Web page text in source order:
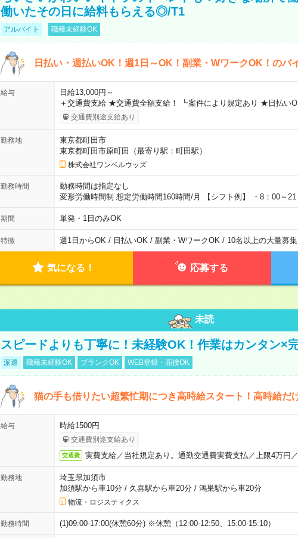
働いたその日に給料もらえる◎/T1
アルバイト 職種未経験OK
日払い・週払いOK！週1日～OK！副業・WワークOK！のバ
給与
日給13,000円～
＋交通費支給 ★交通費全額支給！ ┗案件により規定あり ★日払い
交通費別途支給あり
勤務地
東京都町田市
東京都町田市原町田（最寄り駅：町田駅）
株式会社ワンベルウッズ
勤務時間
勤務時間は指定なし
変形労働時間制 想定労働時間160時間/月 【シフト例】 ・8：00～21
期間 単発・1日のみOK
特徴 週1日からOK / 日払いOK / 副業・WワークOK / 10名以上の大量募集
気になる！ 応募する
未読
スピードよりも丁寧に！未経験OK！作業はカンタン×
派遣 職種未経験OK ブランクOK WEB登録・面接OK
猫の手も借りたい超繁忙期につき高時給スタート！高時給だ
給与 時給1500円
交通費別途支給あり
交通費 実費支給／当社規定あり。通勤交通費実費支払／上限4万円
勤務地
埼玉県加須市
加須駅から車10分/ 久喜駅から車20分/ 鴻巣駅から車20分
物流・ロジスティクス
勤務時間 (1)09:00-17:00(休憩60分) ※休憩（12:00-12:50、15:00-15:10）